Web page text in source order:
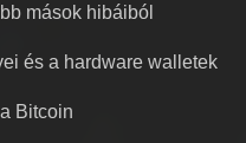
mások hibáiból
és a hardware walletek
Bitcoin